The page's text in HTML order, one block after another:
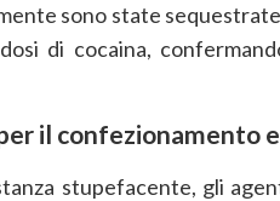
sono state
di cocaina,
il confezionamento
stupefacente, gli